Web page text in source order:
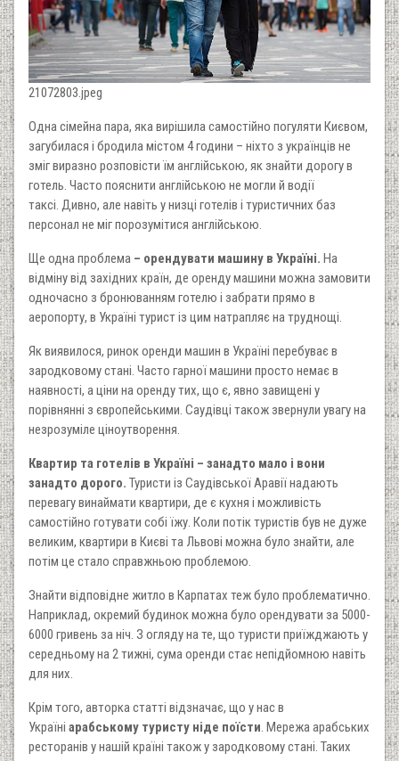
21072803.jpeg
Одна сімейна пара, яка вирішила самостійно погуляти Києвом,
загубилася і бродила містом 4 години – ніхто з українців не
зміг виразно розповісти їм англійською, як знайти дорогу в
готель. Часто пояснити англійською не могли й водії
таксі. Дивно, але навіть у низці готелів і туристичних баз
персонал не міг порозумітися англійською.
Ще одна проблема – орендувати машину в Україні. На
відміну від західних країн, де оренду машини можна замовити
одночасно з бронюванням готелю і забрати прямо в
аеропорту, в Україні турист із цим натрапляє на труднощі.
Як виявилося, ринок оренди машин в Україні перебуває в
зародковому стані. Часто гарної машини просто немає в
наявності, а ціни на оренду тих, що є, явно завищені у
порівнянні з європейськими. Саудівці також звернули увагу на
незрозуміле ціноутворення.
Квартир та готелів в Україні – занадто мало і вони
занадто дорого. Туристи із Саудівської Аравії надають
перевагу винаймати квартири, де є кухня і можливість
самостійно готувати собі їжу. Коли потік туристів був не дуже
великим, квартири в Києві та Львові можна було знайти, але
потім це стало справжньою проблемою.
Знайти відповідне житло в Карпатах теж було проблематично.
Наприклад, окремий будинок можна було орендувати за 5000-
6000 гривень за ніч. З огляду на те, що туристи приїжджають у
середньому на 2 тижні, сума оренди стає непідйомною навіть
для них.
Крім того, авторка статті відзначає, що у нас в
Україні арабському туристу ніде поїсти. Мережа арабських
ресторанів у нашій країні також у зародковому стані. Таких